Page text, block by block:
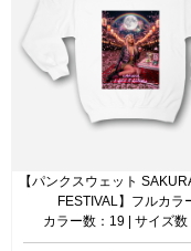
【パンクスウェット
FESTIVAL】フルカラ
カラー数：19 | サイズ数